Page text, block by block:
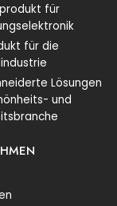
für
für die
Lösungen
und